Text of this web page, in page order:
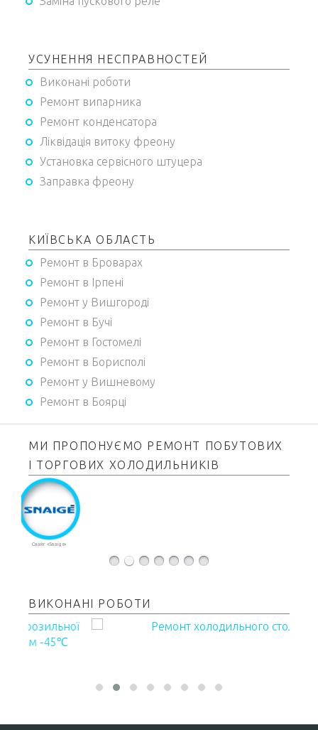
УСУНЕННЯ НЕСПРАВНОСТЕЙ
Виконані роботи
Ремонт випарника
Ремонт конденсатора
Ліквідація витоку фреону
Установка сервісного штуцера
Заправка фреону
КИЇВСЬКА ОБЛАСТЬ
Ремонт в Броварах
Ремонт в Ірпені
Ремонт у Вишгороді
Ремонт в Бучі
Ремонт в Гостомелі
Ремонт в Борисполі
Ремонт у Вишневому
Ремонт в Боярці
МИ ПРОПОНУЄМО РЕМОНТ ПОБУТОВИХ
І ТОРГОВИХ ХОЛОДИЛЬНИКІВ
ВИКОНАНІ РОБОТИ